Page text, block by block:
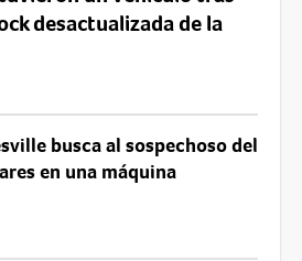
desactualizada de la
busca al sospechoso del
en una máquina